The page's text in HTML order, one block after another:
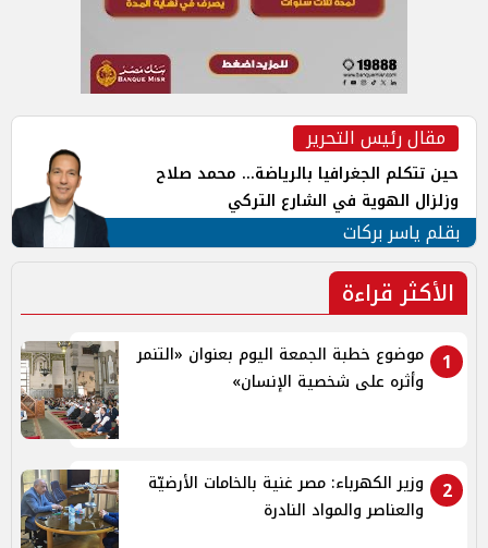
مقال رئيس التحرير
حين تتكلم الجغرافيا بالرياضة... محمد صلاح
وزلزال الهوية في الشارع التركي
بقلم ياسر بركات
الأكثر قراءة
1
موضوع خطبة الجمعة اليوم بعنوان «التنمر
وأثره على شخصية الإنسان»
2
وزير الكهرباء: مصر غنية بالخامات الأرضيّة
والعناصر والمواد النادرة